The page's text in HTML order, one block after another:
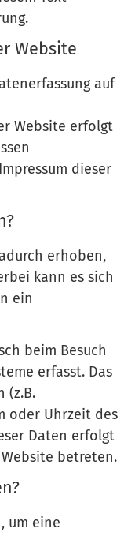
Website
auf
Website erfolgt
dieser
erhoben,
kann es sich
ein
beim Besuch
erfasst. Das
(z.B.
oder Uhrzeit des
Daten erfolgt
betreten.
um eine